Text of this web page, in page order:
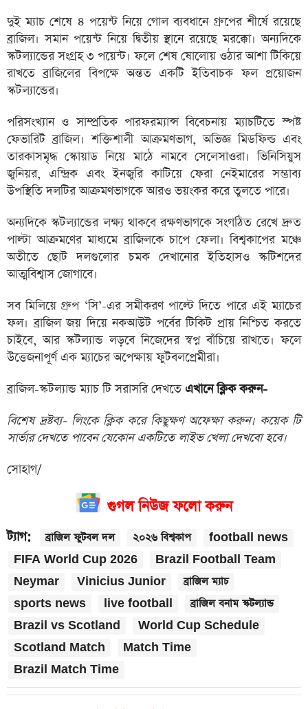
দুই ম্যাচ শেষে ৪ পয়েন্ট নিয়ে গোল ব্যবধানে গ্রুপের শীর্ষে রয়েছে
ব্রাজিল। সমান পয়েন্ট নিয়ে দ্বিতীয় স্থানে রয়েছে মরক্কো। অন্যদিকে
স্কটল্যান্ডের সংগ্রহ ৩ পয়েন্ট। ফলে শেষ ষোলোয় ওঠার আশা টিকিয়ে
রাখতে ব্রাজিলের বিপক্ষে অন্তত একটি ইতিবাচক ফল প্রয়োজন
স্কটল্যান্ডের।
পরিসংখ্যান ও সাম্প্রতিক পারফরম্যান্স বিবেচনায় ম্যাচটিতে স্পষ্ট
ফেভারিট ব্রাজিল। শক্তিশালী আক্রমণভাগ, অভিজ্ঞ মিডফিল্ড এবং
তারকাসমৃদ্ধ স্কোয়াড নিয়ে মাঠে নামবে সেলেসাওরা। ভিনিসিয়ুস
জুনিয়র, এন্দ্রিক এবং ইনজুরি কাটিয়ে ফেরা নেইমারের সম্ভাব্য
উপস্থিতি দলটির আক্রমণভাগকে আরও ভয়ংকর করে তুলতে পারে।
অন্যদিকে স্কটল্যান্ডের লক্ষ্য থাকবে রক্ষণভাগকে সংগঠিত রেখে দ্রুত
পাল্টা আক্রমণের মাধ্যমে ব্রাজিলকে চাপে ফেলা। বিশ্বকাপের মঞ্চে
অতীতে ছোট দলগুলোর চমক দেখানোর ইতিহাসও স্কটিশদের
আত্মবিশ্বাস জোগাবে।
সব মিলিয়ে গ্রুপ ‘সি’-এর সমীকরণ পাল্টে দিতে পারে এই ম্যাচের
ফল। ব্রাজিল জয় দিয়ে নকআউট পর্বের টিকিট প্রায় নিশ্চিত করতে
চাইবে, আর স্কটল্যান্ড লড়বে নিজেদের স্বপ্ন বাঁচিয়ে রাখতে। ফলে
উত্তেজনাপূর্ণ এক ম্যাচের অপেক্ষায় ফুটবলপ্রেমীরা।
ব্রাজিল-স্কটল্যান্ড ম্যাচ টি সরাসরি দেখতে এখানে ক্লিক করুন-
বিশেষ দ্রষ্টব্য- লিংকে ক্লিক করে কিছুক্ষণ অফেক্ষা করুন। কয়েক টি
সার্ভার দেখতে পাবেন যেকোন একটিতে লাইভ খেলা দেখবো হবে।
সোহাগ/
গুগল নিউজ ফলো করুন
ট্যাগ: ব্রাজিল ফুটবল দল ২০২৬ বিশ্বকাপ
football news
FIFA World Cup 2026
Brazil Football Team
Neymar
Vinicius Junior
ব্রাজিল ম্যাচ
sports news
live football
ব্রাজিল বনাম স্কটল্যান্ড
Brazil vs Scotland
World Cup Schedule
Scotland Match
Match Time
Brazil Match Time